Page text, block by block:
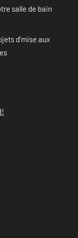
salle de bain
d’mise aux